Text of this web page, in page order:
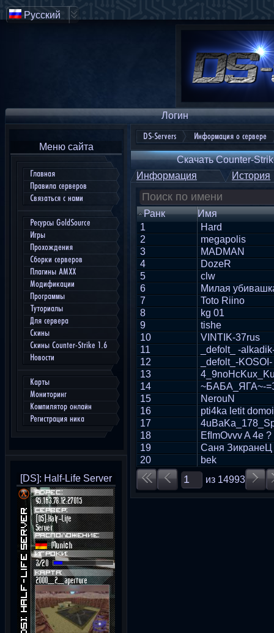
Логин
Меню сайта
Главная
Правила серверов
Связаться с нами
Ресурсы GoldSource
Игры
Прохождения
Сборки серверов
Плагины AMXX
Модификации
Программы
Туториалы
Для сервера
Скины
Скины Counter-Strike 1.6
Новости
Карты
Мониторинг
Компилятор онлайн
Регистрация ника
[DS]: Half-Life Server
DS-Servers Информация о сервере
Скачать Counter-
Информация
История
Ранк
Имя
1
Hard
2
megapolis
3
MADMAN
4
DozeR
5
clw
6
Милая
7
Toto Riino
8
kg 01
9
tishe
10
VINTIK-37rus
11
_defolt_ -
12
_defolt_-KOSOI-
13
14
~БАБА_ЯГА~-
15
NerouN
16
pti4ka letit domoi
17
18
EfImOvvv A 4e ?
19
Саня ЗикранеЦ
20
bek
из 14993
Русский